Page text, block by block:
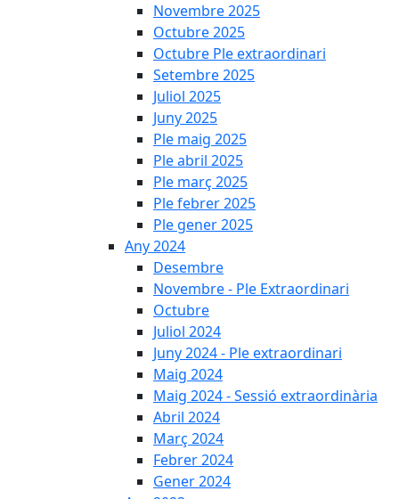
Novembre 2025
Octubre 2025
Octubre Ple extraordinari
Setembre 2025
Juliol 2025
Juny 2025
Ple maig 2025
Ple abril 2025
Ple març 2025
Ple febrer 2025
Ple gener 2025
Any 2024
Desembre
Novembre - Ple Extraordinari
Octubre
Juliol 2024
Juny 2024 - Ple extraordinari
Maig 2024
Maig 2024 - Sessió extraordinària
Abril 2024
Març 2024
Febrer 2024
Gener 2024